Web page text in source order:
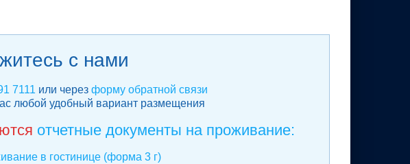
с нами
7111 или через форму обратной связи
любой удобный вариант размещения
отчетные документы на проживание:
в гостинице (форма 3 г)